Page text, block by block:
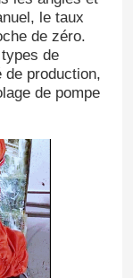
le taux
de zéro.
de
de production,
de pompe